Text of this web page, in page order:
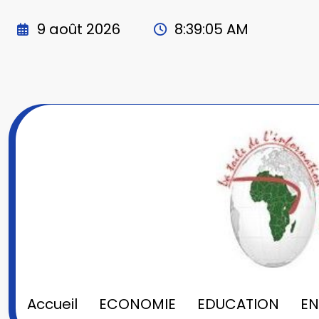
9 août 2026 8:39:08 AM
Accueil ECONOMIE EDUCATION